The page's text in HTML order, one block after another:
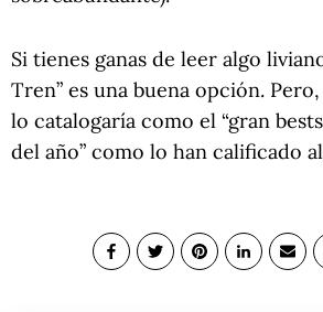
Si tienes ganas de leer algo
Tren” es una buena opción.
lo catalogaría como el “gran
del año” como lo han calificado